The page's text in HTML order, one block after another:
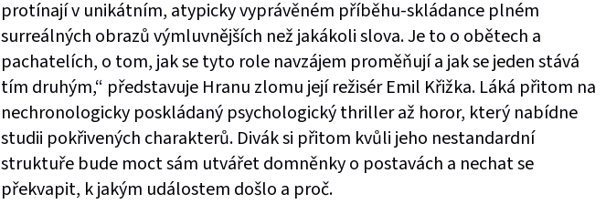
protínají v unikátním, atypicky vyprávěném příběhu-skládance plném
surreálných obrazů výmluvnějších než jakákoli slova. Je to o obětech a
pachatelích, o tom, jak se tyto role navzájem proměňují a jak se jeden stává
tím druhým,“ představuje Hranu zlomu její režisér Emil Křižka. Láká přitom na
nechronologicky poskládaný psychologický thriller až horor, který nabídne
studii pokřivených charakterů. Divák si přitom kvůli jeho nestandardní
struktuře bude moct sám utvářet domněnky o postavách a nechat se
překvapit, k jakým událostem došlo a proč.